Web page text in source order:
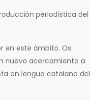
periodística del
en este ámbito. Os
nuevo acercamiento a
en lengua catalana del